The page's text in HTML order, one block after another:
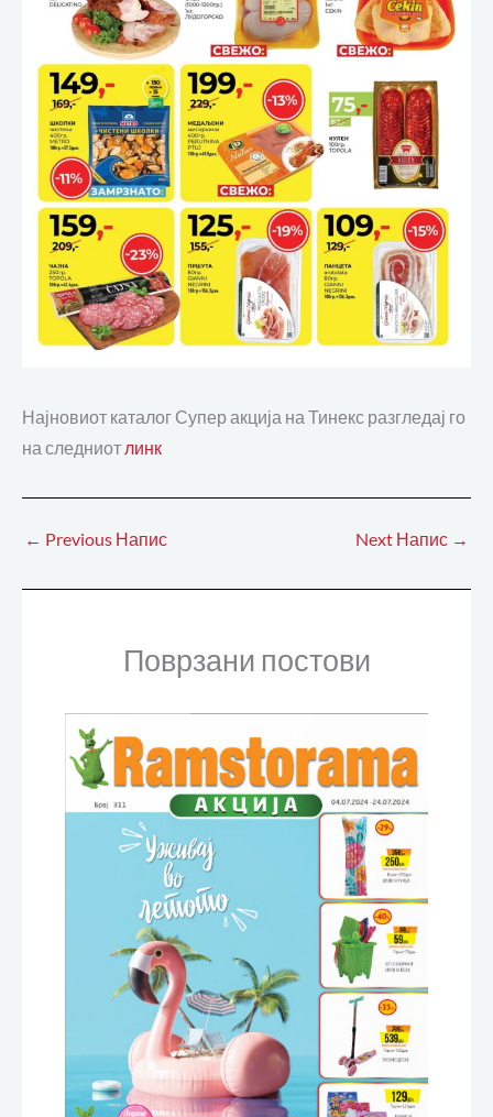
Најновиот каталог Супер акција на Тинекс разгледај го
на следниот линк
← Previous Напис Next Напис →
Поврзани постови